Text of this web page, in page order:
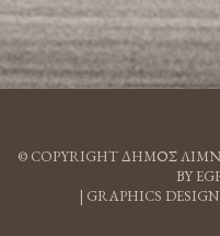
© COPYRIGHT ΔΗΜΟΣ
BY
| GRAPHICS